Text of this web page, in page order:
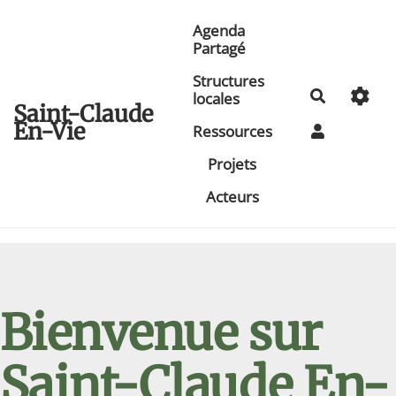
Saint-Claude
En-Vie
Agenda
Partagé
Structures
locales
Ressources
Projets
Acteurs
Bienvenue sur